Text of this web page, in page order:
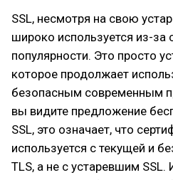
SSL, несмотря на свою
широко используется из-за
популярности. Это просто
которое продолжает
безопасным современным
вы видите предложение
SSL, это означает, что
используется с текущей и
TLS, а не с устаревшим SSL.